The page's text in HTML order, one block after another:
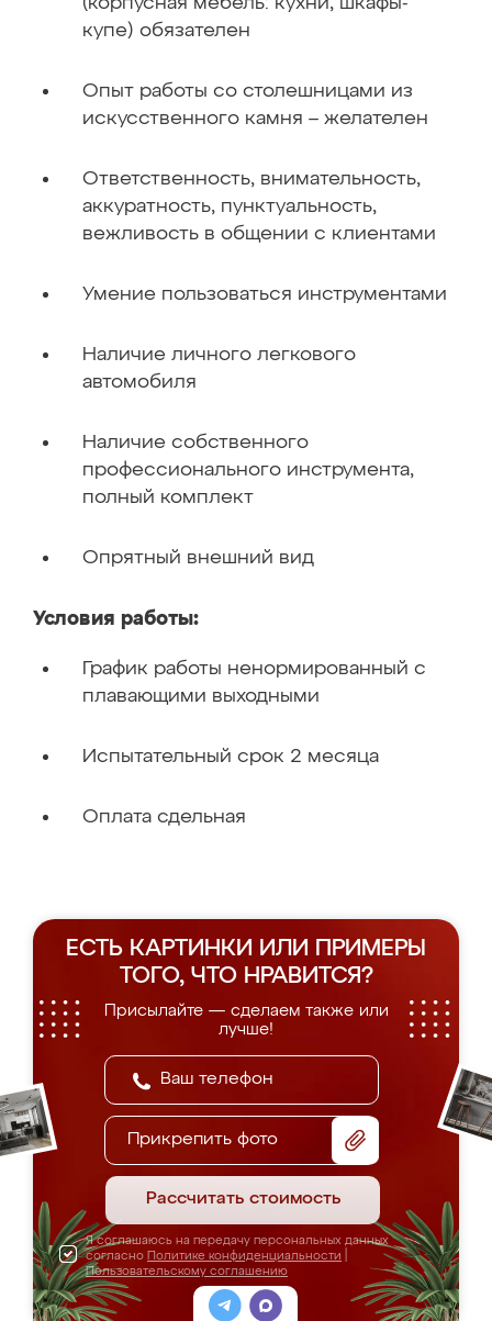
купе) обязателен
Опыт работы со столешницами из
искусственного камня – желателен
Ответственность, внимательность,
аккуратность, пунктуальность,
вежливость в общении с клиентами
Умение пользоваться инструментами
Наличие личного легкового
автомобиля
Наличие собственного
профессионального инструмента,
полный комплект
Опрятный внешний вид
Условия работы:
График работы ненормированный с
плавающими выходными
Испытательный срок 2 месяца
Оплата сдельная
ЕСТЬ КАРТИНКИ ИЛИ ПРИМЕРЫ
ТОГО, ЧТО НРАВИТСЯ?
Присылайте — сделаем также или
лучше!
Прикрепить фото
Рассчитать стоимость
Я соглашаюсь на передачу персональных данных
согласно Политике конфиденциальности
Пользовательскому соглашению